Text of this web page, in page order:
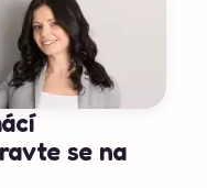
se na